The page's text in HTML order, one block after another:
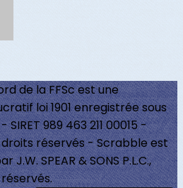
de la FFSc est une
loi 1901 enregistrée sous
989 463 211 00015 -
réservés - Scrabble est
SPEAR & SONS P.L.C.,